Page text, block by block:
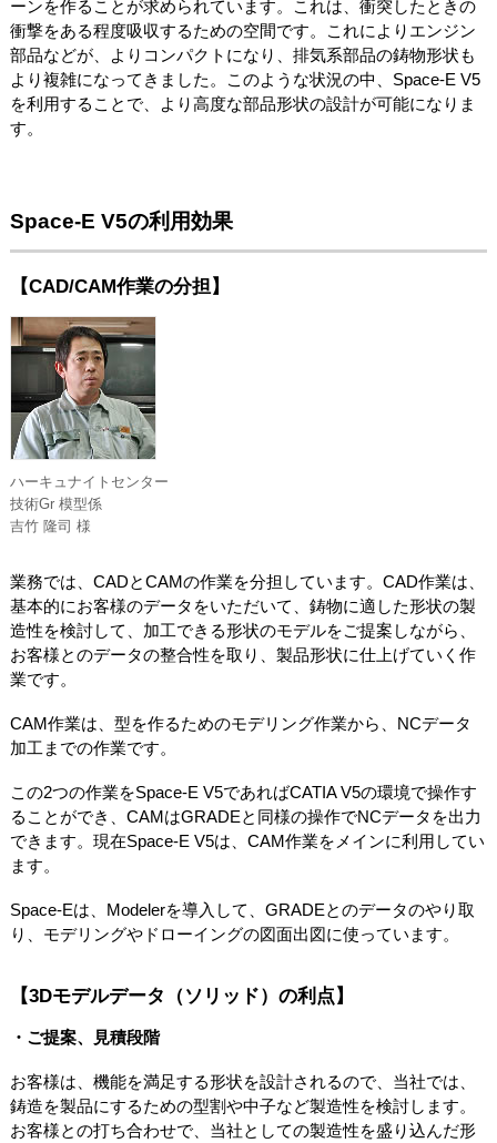
ーンを作ることが求められています。これは、衝突したときの
衝撃をある程度吸収するための空間です。これによりエンジン
部品などが、よりコンパクトになり、排気系部品の鋳物形状も
より複雑になってきました。このような状況の中、Space-E V5
を利用することで、より高度な部品形状の設計が可能になりま
す。
Space-E V5の利用効果
【CAD/CAM作業の分担】
ハーキュナイトセンター
技術Gr 模型係
吉竹 隆司 様
業務では、CADとCAMの作業を分担しています。CAD作業は、
基本的にお客様のデータをいただいて、鋳物に適した形状の製
造性を検討して、加工できる形状のモデルをご提案しながら、
お客様とのデータの整合性を取り、製品形状に仕上げていく作
業です。
CAM作業は、型を作るためのモデリング作業から、NCデータ
加工までの作業です。
この2つの作業をSpace-E V5であればCATIA V5の環境で操作す
ることができ、CAMはGRADEと同様の操作でNCデータを出力
できます。現在Space-E V5は、CAM作業をメインに利用してい
ます。
Space-Eは、Modelerを導入して、GRADEとのデータのやり取
り、モデリングやドローイングの図面出図に使っています。
【3Dモデルデータ（ソリッド）の利点】
・ご提案、見積段階
お客様は、機能を満足する形状を設計されるので、当社では、
鋳造を製品にするための型割や中子など製造性を検討します。
お客様との打ち合わせで、当社としての製造性を盛り込んだ形